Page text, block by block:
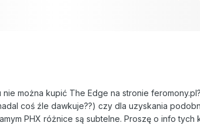
można kupić The Edge na stronie
coś źle dawkuje??) czy dla uzyskania
PHX różnice są subtelne. Proszę o info